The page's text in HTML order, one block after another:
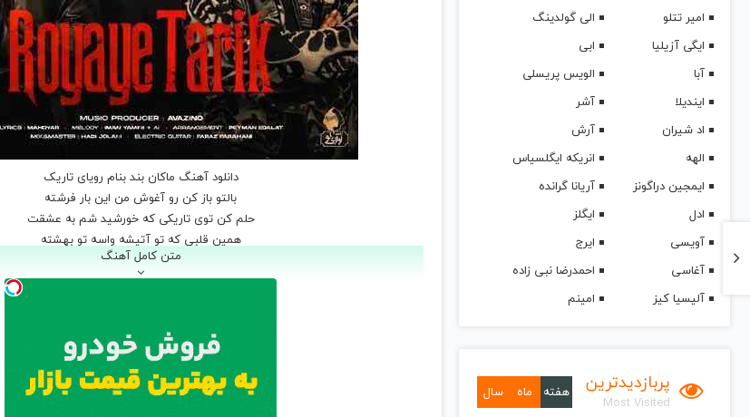
امیر تتلو
الی گولدینگ
ایگی آزیلیا
ابی
آبا
الویس پریسلی
ایندیلا
آشر
اد شیران
آرش
الهه
انریکه ایگلسیاس
ایمجین دراگونز
آریانا گرانده
ادل
ایگلز
آویسی
ایرج
آغاسی
احمدرضا نبی زاده
آلیسیا کیز
امینم
پربازدیدترین
Most Visited
هفته ماه سال
دانلود آهنگ ماکان بند بنام رویای تاریک
بالتو باز کن رو آغوش من این بار فرشته
حلم کن توی تاریکی که خورشید شم به عشقت
همین قلبی که تو آتیشه واسه تو بهشته
با تو فانتزیه شب بیداری و واسه داشتنت چیدم دقیق سناریو
هرجا حس کردی آوردی ببین برو جلو تو منو داری و
پیش تو گردنم از مو باریکتره یادگاریت تو دستمه که یادم نره
رویای تاریک توی قلب من صدا میزنه میکشه منو
رویای تاریک تنها پناهم دستاش سرد اما خونمه
تنها یکم از اینو دیدم یه سکوت که پر از فریاده
توی شب های بی‌پایان …
متن کامل آهنگ